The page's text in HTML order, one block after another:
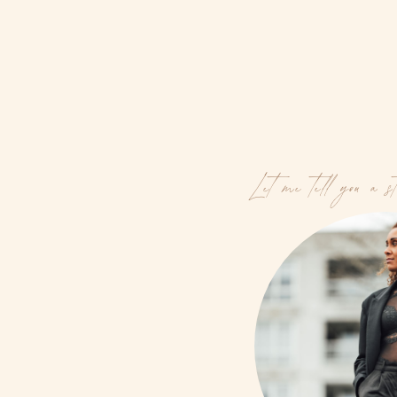
Let me tell you a